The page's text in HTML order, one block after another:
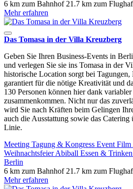
6 km zum Bahnhof 21.7 km zum
Mehr erfahren
Das Tomasa in der Villa Kreuzberg
Geben Sie Ihren Business-Events in
und verlegen Sie sie ins Tomasa in der
historische Location sorgt bei
garantiert für die nötige Kreativität und
130 Personen können hier dank
zusammenkommen. Nicht nur das
wird Sie nach Kräften beim Gelingen
auch die Ausstattung sowie das Catering
Linie.
Meeting Tagung & Kongress Event Film
WeihnachtsfeierAbiball Essen & Trinken
Berlin
6 km zum Bahnhof 21.7 km zum
Mehr erfahren